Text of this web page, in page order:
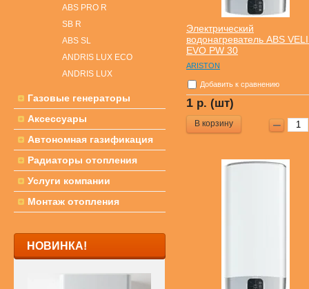
ABS PRO R
SB R
ABS SL
ANDRIS LUX ECO
ANDRIS LUX
Газовые генераторы
Аксессуары
Автономная газификация
Радиаторы отопления
Услуги компании
Монтаж отопления
НОВИНКА!
Электрический
водонагреватель ABS
EVO PW 30
ARISTON
Добавить к сравнению
1 р. (шт)
В корзину